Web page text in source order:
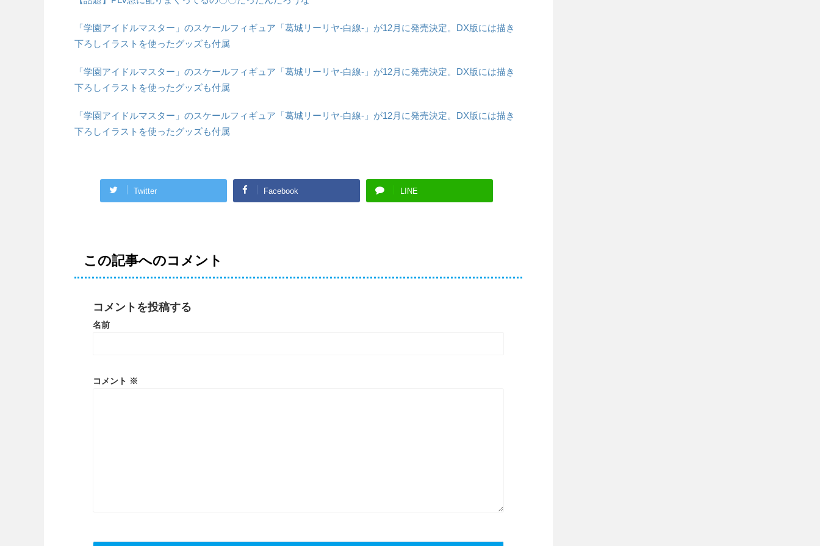
「学園アイドルマスター」のスケールフィギュア「葛城リーリヤ-白線-」が12月に発売決定。DX版には描き
下ろしイラストを使ったグッズも付属
「学園アイドルマスター」のスケールフィギュア「葛城リーリヤ-白線-」が12月に発売決定。DX版には描き
下ろしイラストを使ったグッズも付属
「学園アイドルマスター」のスケールフィギュア「葛城リーリヤ-白線-」が12月に発売決定。DX版には描き
下ろしイラストを使ったグッズも付属
Twitter Facebook LINE
この記事へのコメント
コメントを投稿する
名前
コメント ※